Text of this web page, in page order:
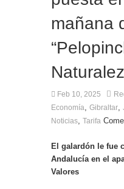
Presentado el IV
de San Roque,
mañana
Feb 10, 2025
Economía, Gibraltar,
Noticias, Tarifa
El galardón le fue
Andalucía en el
Valores